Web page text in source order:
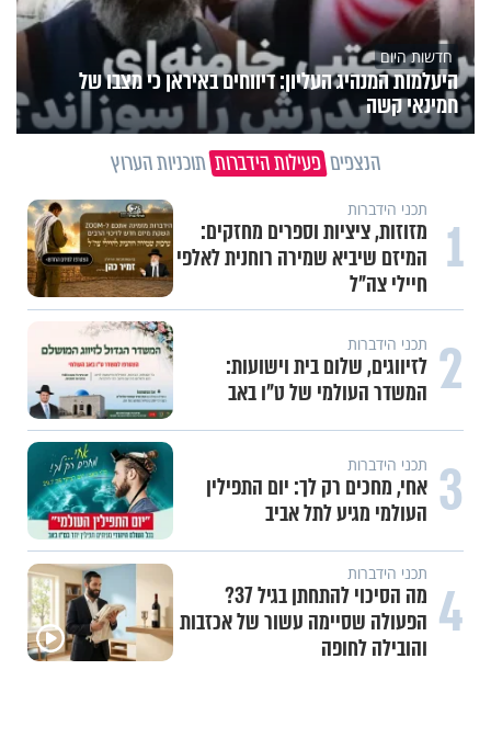
חדשות היום
היעלמות המנהיג העליון: דיווחים באיראן כי מצבו של
חמינאי קשה
הנצפים פעילות הידברות תוכניות הערוץ
1 תכני הידברות
מזוזות, ציציות וספרים מחזקים:
המיזם שיביא שמירה רוחנית לאלפי
חיילי צה"ל
2 תכני הידברות
לזיווגים, שלום בית וישועות:
המשדר העולמי של ט"ו באב
3 תכני הידברות
אחי, מחכים רק לך: יום התפילין
העולמי מגיע לתל אביב
4 תכני הידברות
מה הסיכוי להתחתן בגיל 37?
הפעולה שסיימה עשור של אכזבות
והובילה לחופה